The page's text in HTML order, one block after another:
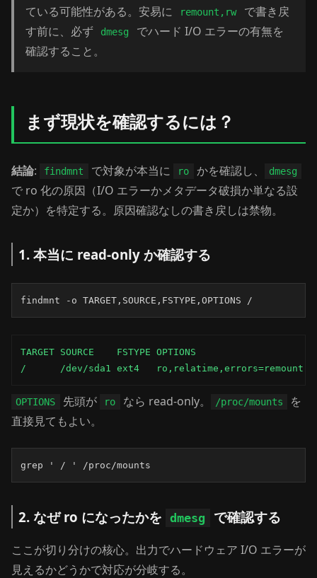
ている可能性がある。安易に
remount,rw
で書き戻
す前に、必ず
dmesg
でハード I/O エラーの有無を
確認すること。
まず現状を確認するには？
結論: findmnt で対象が本当に ro かを確認し、 dmesg
で ro 化の原因（I/O エラーかメタデータ破損か単なる設
定か）を特定する。原因確認なしの書き戻しは禁物。
1. 本当に read-only か確認する
findmnt -o TARGET,SOURCE,FSTYPE,OPTIONS /
TARGET SOURCE    FSTYPE OPTIONS
/      /dev/sda1 ext4   ro,relatime,errors=remount-
OPTIONS 先頭が ro なら read-only。 /proc/mounts
を
直接見てもよい。
grep ' / ' /proc/mounts
2. なぜ ro になったかを dmesg で確認する
ここが切り分けの核心。出力でハードウェア I/O エラーが
見えるかどうかで対応が分岐する。